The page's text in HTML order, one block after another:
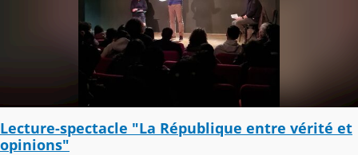
Lecture-spectacle "La République entre vérité et
opinions"